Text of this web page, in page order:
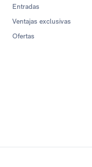
Entradas
Ventajas exclusivas
Ofertas